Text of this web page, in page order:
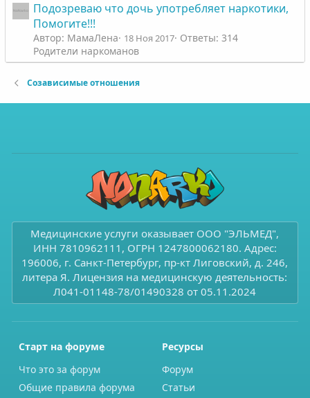
Подозреваю что дочь употребляет наркотики,
Помогите!!!
Автор: МамаЛена 18 Ноя 2017 Ответы: 314
Родители наркоманов
Созависимые отношения
Медицинские услуги оказывает ООО "ЭЛЬМЕД",
ИНН 7810962111, ОГРН 1247800062180. Адрес:
196006, г. Санкт-Петербург, пр-кт Лиговский, д. 246,
литера Я. Лицензия на медицинскую деятельность:
Л041-01148-78/01490328 от 05.11.2024
Старт на форуме
Что это за форум
Общие правила форума
Ресурсы
Форум
Статьи